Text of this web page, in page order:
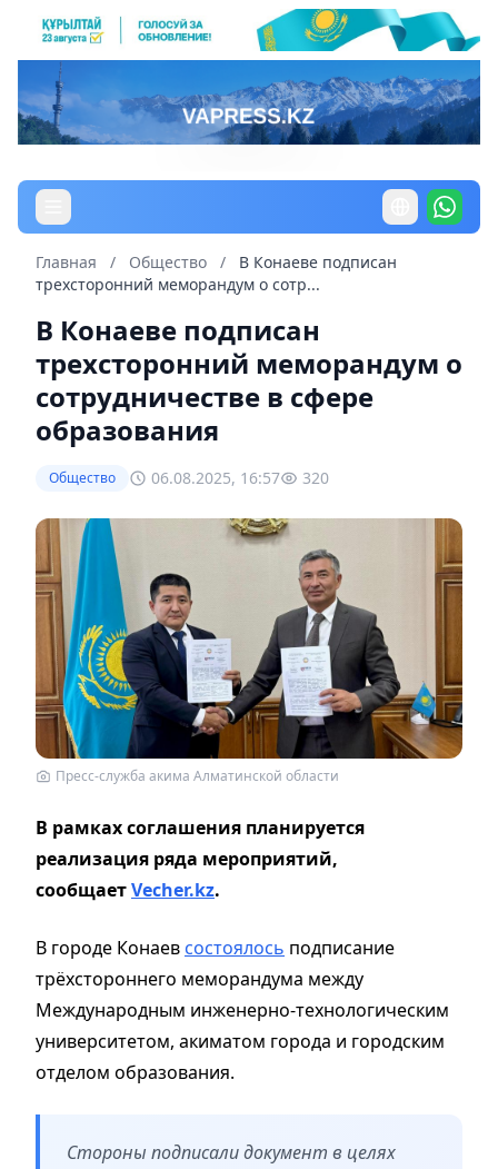
Главная / Общество /
В Конаеве подписан
трехсторонний меморандум о сотр...
В Конаеве подписан
трехсторонний меморандум о
сотрудничестве в сфере
образования
Общество 06.08.2025, 16:57 320
Пресс-служба акима Алматинской области
В рамках соглашения планируется
реализация ряда мероприятий,
сообщаетVecher.kz.
В городе Конаев состоялось подписание
трёхстороннего меморандума между
Международным инженерно-технологическим
университетом, акиматом города и городским
отделом образования.
Стороны подписали документ в целях